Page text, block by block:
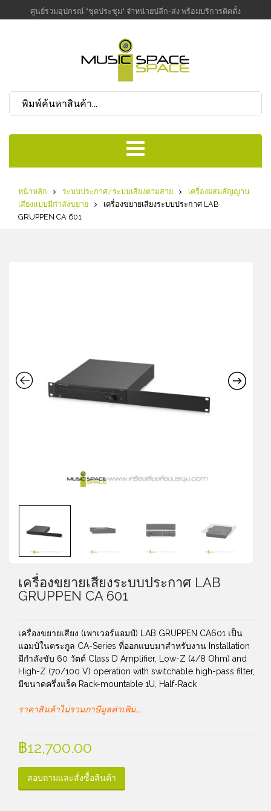
ศูนย์รวมอุปกรณ์ "ชุดประชุม" จำหน่ายปลีก-ส่ง พร้อมบริการติดตั้ง
หน้าหลัก ระบบประกาศ/ระบบเสียงตามสาย
เครื่องผสมสัญญาน
เสียงแบบมีกำลังขยาย
เครื่องขยายเสียงระบบประกาศ LAB
GRUPPEN CA 601
เครื่องขยายเสียงระบบประกาศ LAB
GRUPPEN CA 601
เครื่องขยายเสียง (เพาเวอร์แอมป์) LAB GRUPPEN CA601 เป็น
แอมป์ในตระกูล CA-Series ที่ออกแบบมาสำหรับงาน Installation
มีกำลังขับ 60 วัตต์ Class D Amplifier, Low-Z (4/8 Ohm) and
High-Z (70/100 V) operation with switchable high-pass filter,
มีขนาดครึ่งแร็ค Rack-mountable 1U, Half-Rack
ราคาสินค้าไม่รวมภาษีมูลค่าเพิ่ม…..
฿12,700.00
สอบถามและสั่งซื้อสินค้า